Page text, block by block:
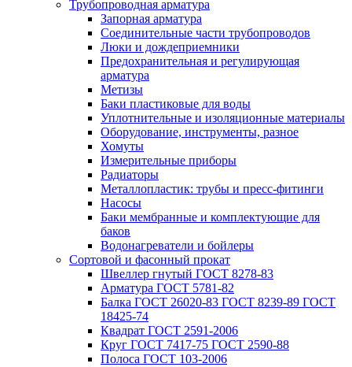
Трубопроводная арматура
Запорная арматура
Соединительные части трубопроводов
Люки и дождеприемники
Предохранительная и регулирующая
арматура
Метизы
Баки пластиковые для воды
Уплотнительные и изоляционные материалы
Оборудование, инструменты, разное
Хомуты
Измерительные приборы
Радиаторы
Металлопластик: трубы и пресс-фитинги
Насосы
Баки мембранные и комплектующие для
баков
Водонагреватели и бойлеры
Сортовой и фасонный прокат
Швеллер гнутый ГОСТ 8278-83
Арматура ГОСТ 5781-82
Балка ГОСТ 26020-83 ГОСТ 8239-89 ГОСТ
18425-74
Квадрат ГОСТ 2591-2006
Круг ГОСТ 7417-75 ГОСТ 2590-88
Полоса ГОСТ 103-2006